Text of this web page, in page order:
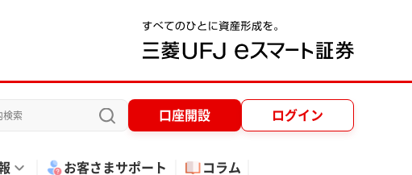
口座開設 ログイン
お客さまサポート コラム